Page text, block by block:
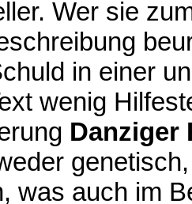
Wer sie
in einer
wenig
was auch im